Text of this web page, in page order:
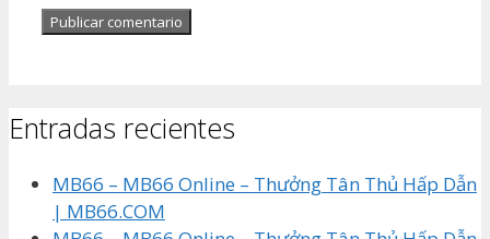
Entradas recientes
MB66 – MB66 Online – Thưởng Tân Thủ Hấp Dẫn
| MB66.COM